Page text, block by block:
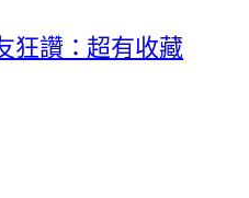
狂讚：超有收藏